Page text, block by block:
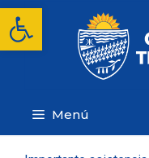
Abrir barra
Saltar
contenido
Menú